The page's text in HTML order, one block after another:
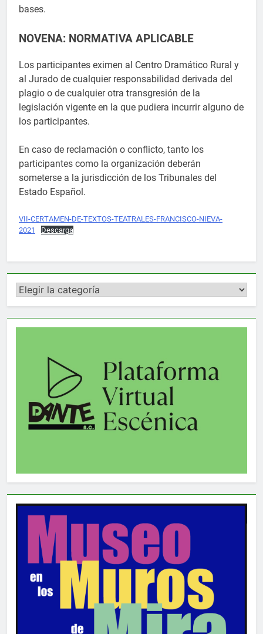
bases.
NOVENA: NORMATIVA APLICABLE
Los participantes eximen al Centro Dramático Rural y
al Jurado de cualquier responsabilidad derivada del
plagio o de cualquier otra transgresión de la
legislación vigente en la que pudiera incurrir alguno de
los participantes.
En caso de reclamación o conflicto, tanto los
participantes como la organización deberán
someterse a la jurisdicción de los Tribunales del
Estado Español.
VII-CERTAMEN-DE-TEXTOS-TEATRALES-FRANCISCO-NIEVA-
2021
Descarga
Categorías